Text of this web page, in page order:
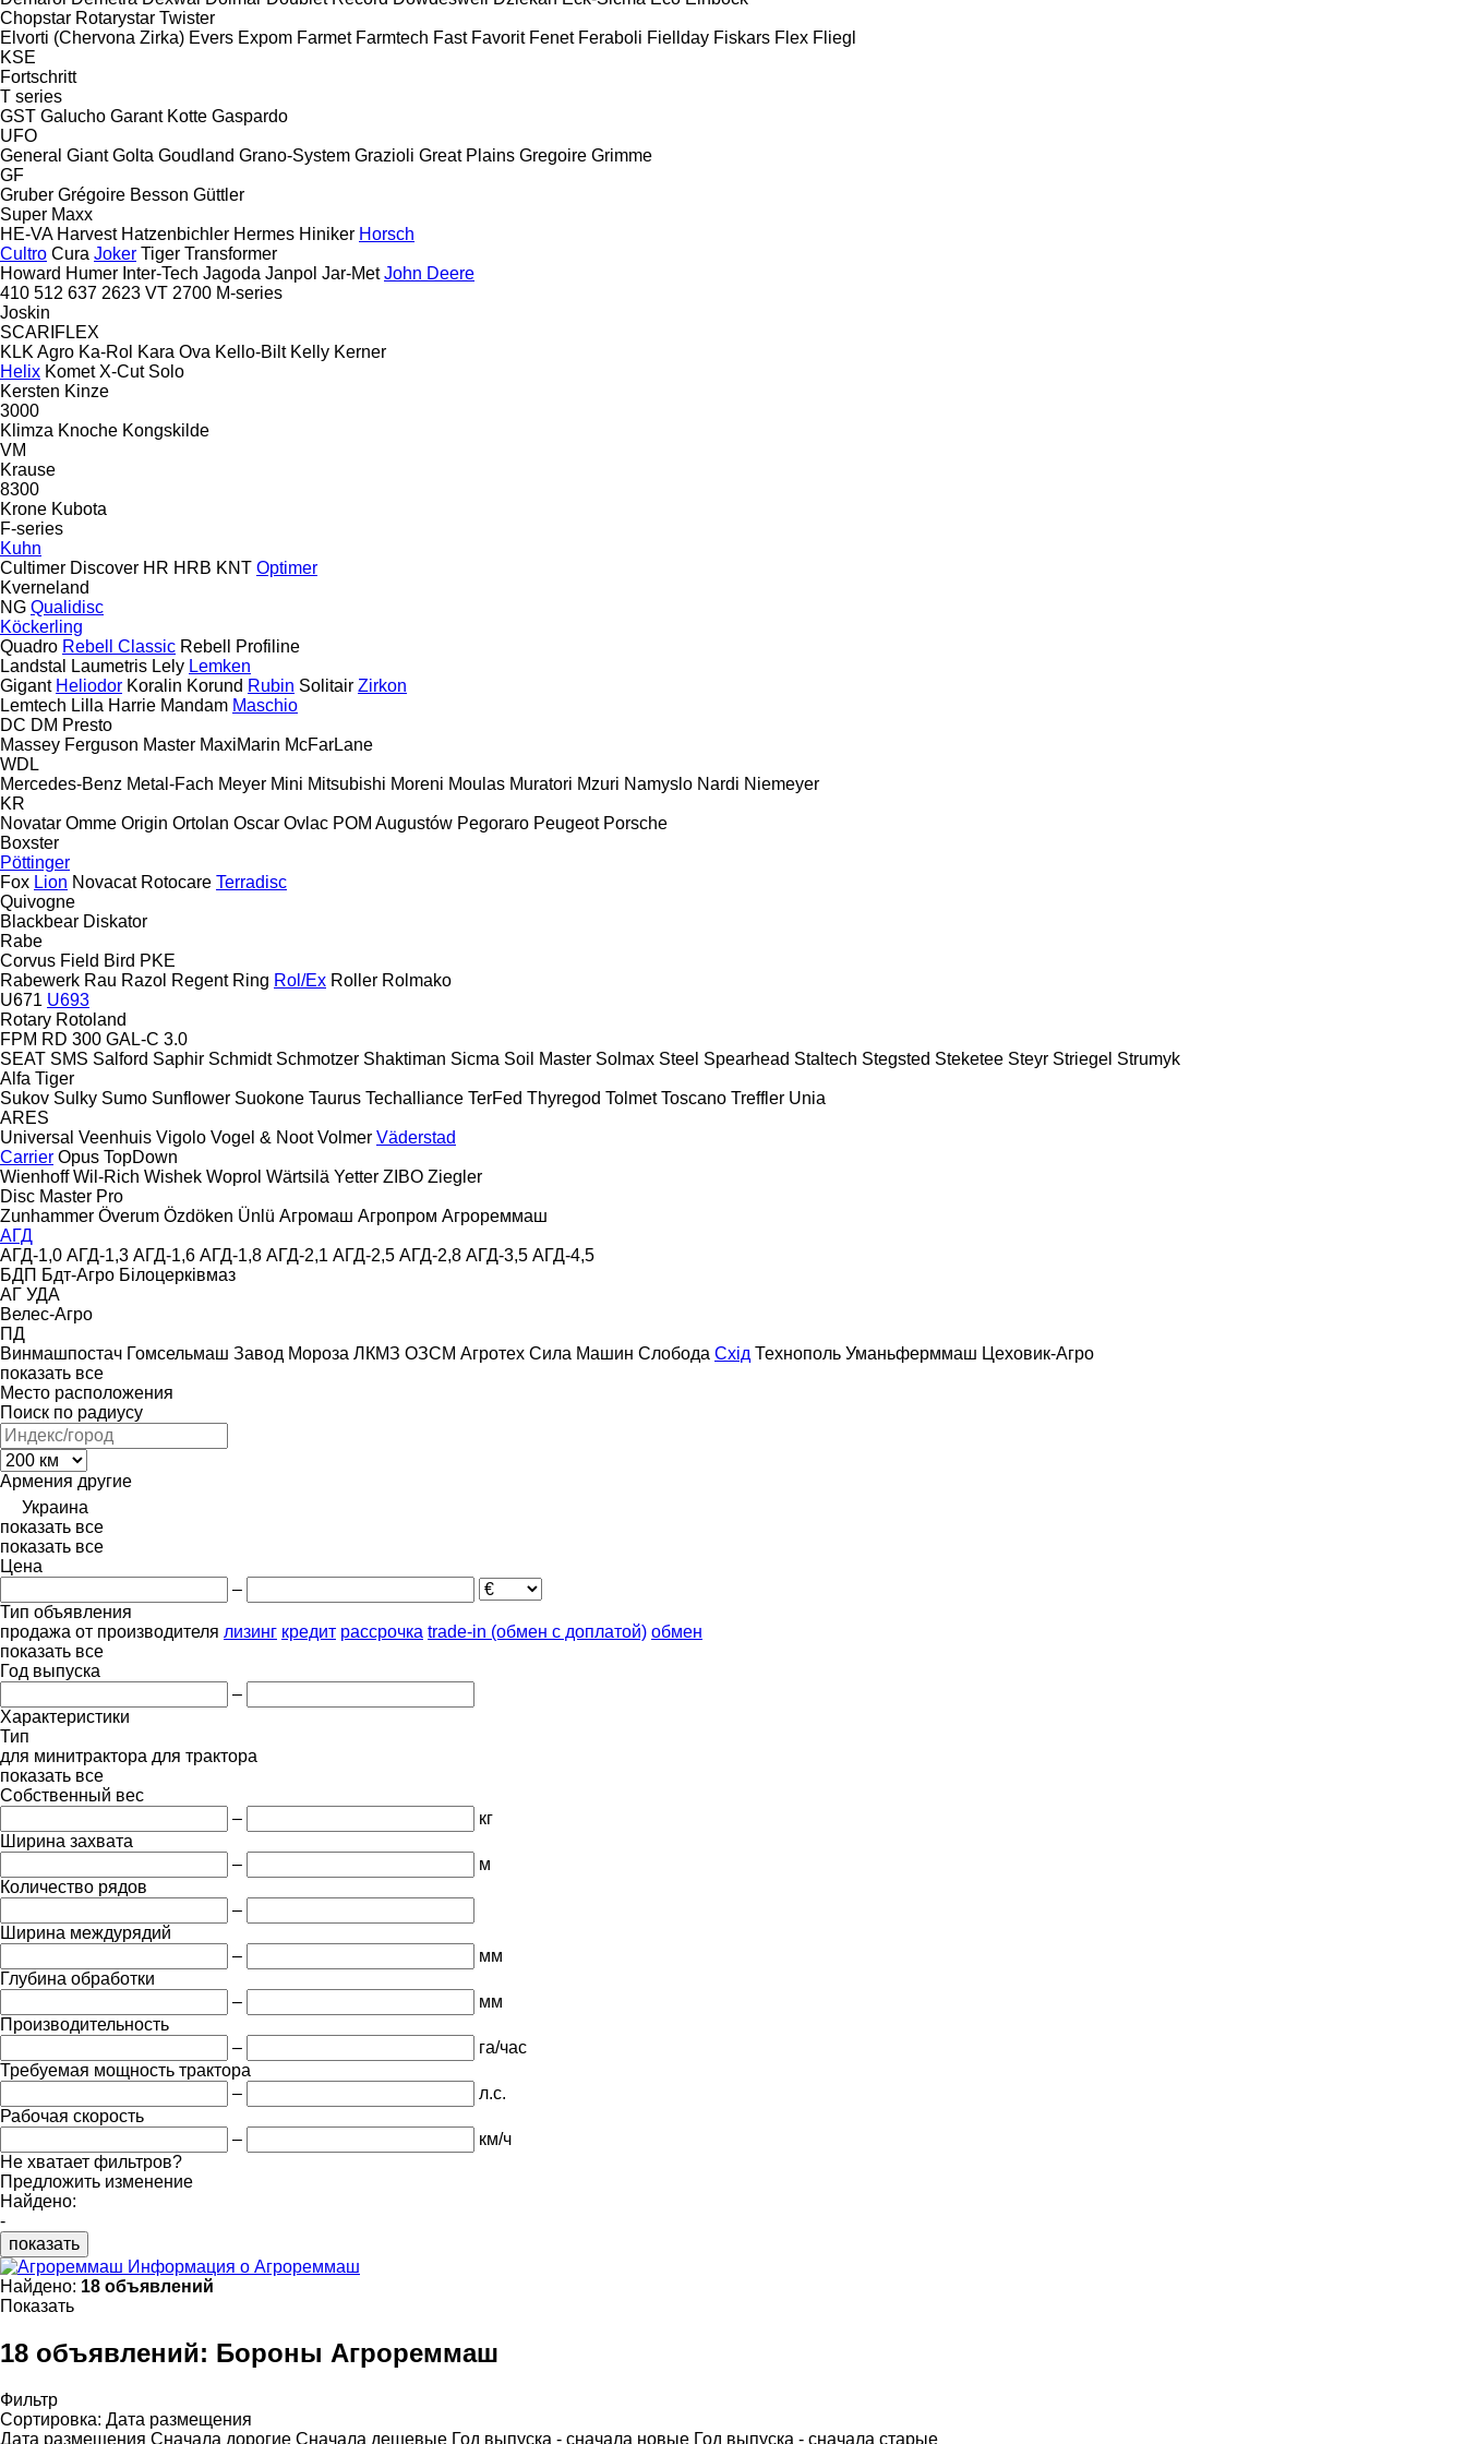
Chopstar Rotarystar Twister
Elvorti (Chervona Zirka) Evers Expom Farmet Farmtech Fast Favorit Fenet Feraboli Fiellday Fiskars Flex Fliegl
KSE
Fortschritt
T series
GST Galucho Garant Kotte Gaspardo
UFO
General Giant Golta Goudland Grano-System Grazioli Great Plains Gregoire Grimme
GF
Gruber Grégoire Besson Güttler
Super Maxx
HE-VA Harvest Hatzenbichler Hermes Hiniker Horsch
Cultro Cura Joker Tiger Transformer
Howard Humer Inter-Tech Jagoda Janpol Jar-Met John Deere
410 512 637 2623 VT 2700 M-series
Joskin
SCARIFLEX
KLK Agro Ka-Rol Kara Ova Kello-Bilt Kelly Kerner
Helix Komet X-Cut Solo
Kersten Kinze
3000
Klimza Knoche Kongskilde
VM
Krause
8300
Krone Kubota
F-series
Kuhn
Cultimer Discover HR HRB KNT Optimer
Kverneland
NG Qualidisc
Köckerling
Quadro Rebell Classic Rebell Profiline
Landstal
Laumetris Lely Lemken
Gigant Heliodor Koralin Korund Rubin Solitair Zirkon
Lemtech Lilla Harrie Mandam Maschio
DC DM Presto
Massey Ferguson Master MaxiMarin McFarLane
WDL
Mercedes-Benz Metal-Fach Meyer Mini Mitsubishi Moreni Moulas Muratori Mzuri Namyslo Nardi Niemeyer
KR
Novatar Omme Origin Ortolan Oscar Ovlac POM Augustów Pegoraro Peugeot Porsche
Boxster
Pöttinger
Fox Lion Novacat Rotocare Terradisc
Quivogne
Blackbear Diskator
Rabe
Corvus Field Bird PKE
Rabewerk Rau Razol Regent Ring Rol/Ex Roller Rolmako
U671 U693
Rotary Rotoland
FPM RD 300 GAL-C 3.0
SEAT SMS Salford Saphir Schmidt Schmotzer Shaktiman Sicma Soil Master Solmax Steel Spearhead Staltech Stegsted Steketee Steyr Striegel Strumyk
Alfa Tiger
Sukov Sulky Sumo Sunflower Suokone Taurus Techalliance TerFed Thyregod Tolmet Toscano Treffler Unia
ARES
Universal Veenhuis Vigolo Vogel & Noot Volmer Väderstad
Carrier Opus TopDown
Wienhoff Wil-Rich Wishek Woprol Wärtsilä Yetter ZIBO Ziegler
Disc Master Pro
Zunhammer Överum Özdöken Ünlü Агромаш Агропром Агрореммаш
АГД
АГД-1,0 АГД-1,3 АГД-1,6 АГД-1,8 АГД-2,1 АГД-2,5 АГД-2,8 АГД-3,5 АГД-4,5
БДП Бдт-Агро Білоцерківмаз
АГ УДА
Велес-Агро
ПД
Винмашпостач Гомсельмаш Завод Мороза ЛКМЗ ОЗСМ Агротех Сила Машин Слобода Схід Технополь Уманьферммаш Цеховик-Агро
показать все
Место расположения
Поиск по радиусу
Армения другие
Украина
показать все
показать все
Цена
–
Тип объявления
продажа от производителя лизинг кредит рассрочка trade-in (обмен с доплатой) обмен
показать все
Год выпуска
–
Характеристики
Тип
для минитрактора для трактора
показать все
Собственный вес
–
кг
Ширина захвата
–
м
Количество рядов
–
Ширина междурядий
–
мм
Глубина обработки
–
мм
Производительность
–
га/час
Требуемая мощность трактора
–
л.с.
Рабочая скорость
–
км/ч
Не хватает фильтров?
Предложить изменение
Найдено:
-
показать
Информация о Агрореммаш
Найдено: 18 объявлений
Показать
18 объявлений: Бороны Агрореммаш
Фильтр
Сортировка: Дата размещения
Дата размещения Сначала дорогие Сначала дешевые Год выпуска - сначала новые Год выпуска - сначала старые